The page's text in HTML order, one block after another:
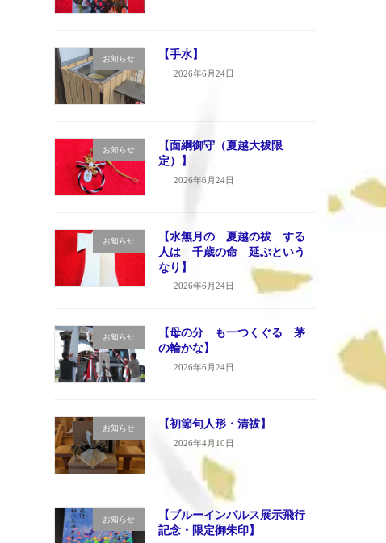
お知らせ 【手水】
2026年6月24日
お知らせ
【面綱御守（夏越大祓限
定）】
2026年6月24日
お知らせ
【水無月の 夏越の祓 する
人は 千歳の命 延ぶという
なり】
2026年6月24日
お知らせ
【母の分 も一つくぐる 茅
の輪かな】
2026年6月24日
お知らせ 【初節句人形・清祓】
2026年4月10日
お知らせ
【ブルーインパルス展示飛行
記念・限定御朱印】